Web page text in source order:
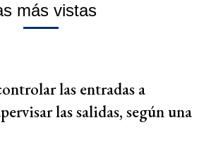
más vistas
las entradas a
las salidas, según una